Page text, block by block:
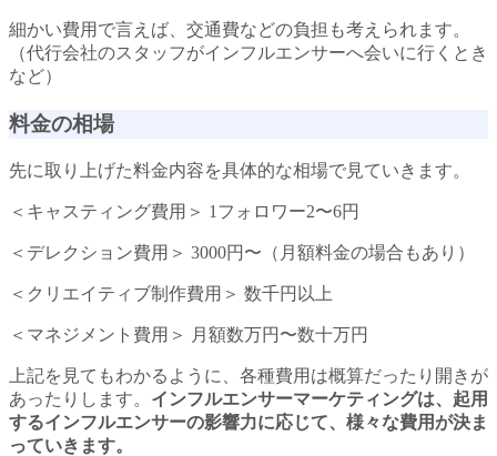
細かい費用で言えば、交通費などの負担も考えられます。
（代行会社のスタッフがインフルエンサーへ会いに行くとき
など）
料金の相場
先に取り上げた料金内容を具体的な相場で見ていきます。
＜キャスティング費用＞ 1フォロワー2〜6円
＜デレクション費用＞ 3000円〜（月額料金の場合もあり）
＜クリエイティブ制作費用＞ 数千円以上
＜マネジメント費用＞ 月額数万円〜数十万円
上記を見てもわかるように、各種費用は概算だったり開きが
あったりします。 インフルエンサーマーケティングは、起用
するインフルエンサーの影響力に応じて、様々な費用が決ま
っていきます。